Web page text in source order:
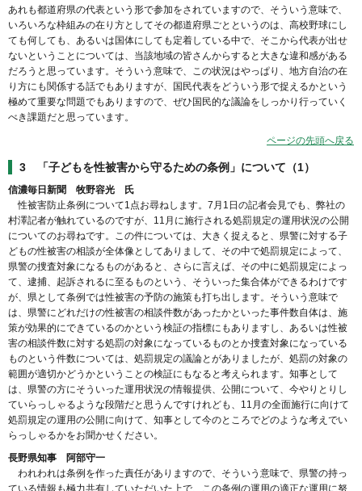
あれも都道府県の代表という形で参加をされていますので、そういう意味で、
いろいろな枠組みの在り方としてその都道府県ごとというのは、高校野球にし
ても何しても、あるいは国体にしても定着している中で、そこから代表が出せ
ないということについては、当該地域の皆さんからすると大きな違和感がある
だろうと思っています。そういう意味で、この状況はやっぱり、地方自治の在
り方にも関係する話でもありますが、国民代表をどういう形で捉えるかという
極めて重要な問題でもありますので、ぜひ国民的な議論をしっかり行っていく
べき課題だと思っています。
ページの先頭へ戻る
3 「子どもを性被害から守るための条例」について（1）
信濃毎日新聞 牧野容光 氏
性被害防止条例について1点お尋ねします。7月1日の記者会見でも、弊社の
村澤記者が触れているのですが、11月に施行される処罰規定の運用状況の公開
についてのお尋ねです。この件については、大きく捉えると、県警に対する子
どもの性被害の相談が全体像としてありまして、その中で処罰規定によって、
県警の捜査対象になるものがあると、さらに言えば、その中に処罰規定によっ
て、逮捕、起訴されるに至るものという、そういった集合体ができるわけです
が、県として条例では性被害の予防の施策も打ち出します。そういう意味で
は、県警にどれだけの性被害の相談件数があったかといった事件数自体は、施
策が効果的にできているのかという検証の指標にもありますし、あるいは性被
害の相談件数に対する処罰の対象になっているものとか捜査対象になっている
ものという件数については、処罰規定の議論とがありましたが、処罰の対象の
範囲が適切かどうかということの検証にもなると考えられます。知事として
は、県警の方にそういった運用状況の情報提供、公開について、今やりとりし
ていらっしゃるような段階だと思うんですけれども、11月の全面施行に向けて
処罰規定の運用の公開に向けて、知事として今のところでどのような考えでい
らっしゃるかをお聞かせください。
長野県知事 阿部守一
われわれは条例を作った責任がありますので、そういう意味で、県警の持っ